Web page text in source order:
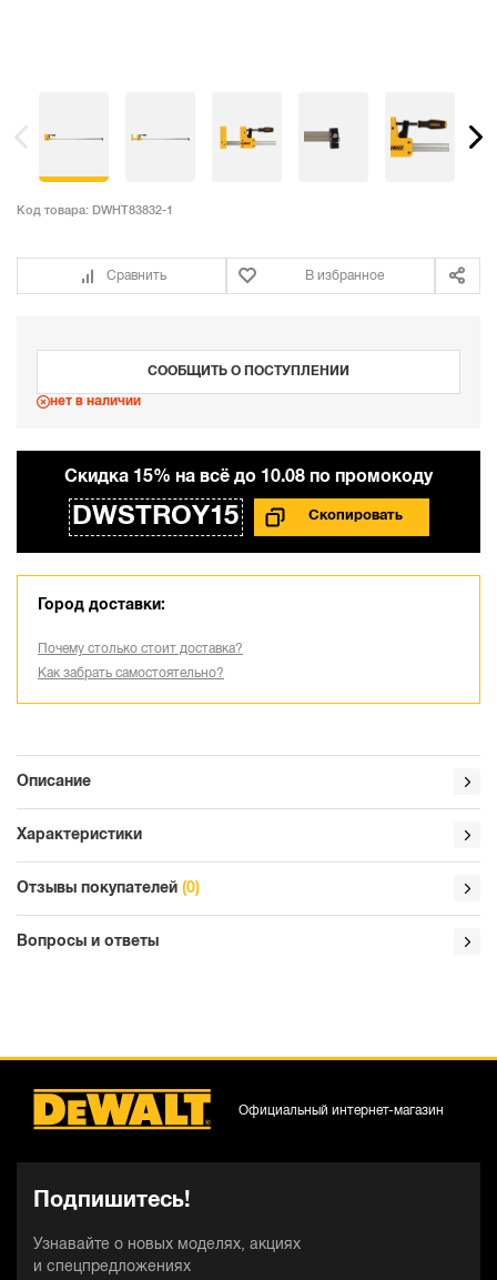
Код товара: DWHT83832-1
Сравнить В избранное
СООБЩИТЬ О ПОСТУПЛЕНИИ
нет в наличии
Cкидка 15% на всё до 10.08 по промокоду
DWSTROY15
Город доставки:
Почему столько стоит доставка?
Как забрать самостоятельно?
Описание
Характеристики
Отзывы покупателей (0)
Вопросы и ответы
Подпишитесь!
Узнавайте о новых моделях, акциях
и спецпредложениях
Официальный интернет-магазин